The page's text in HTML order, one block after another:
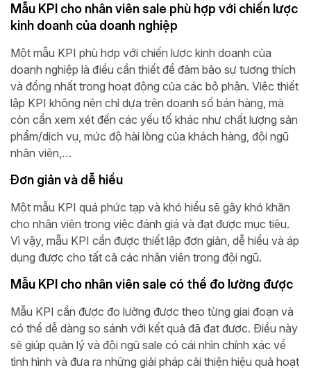
Mẫu KPI cho nhân viên sale phù hợp với chiến lược
kinh doanh của doanh nghiệp
Một mẫu KPI phù hợp với chiến lược kinh doanh của
doanh nghiệp là điều cần thiết để đảm bảo sự tương thích
và đồng nhất trong hoạt động của các bộ phận. Việc thiết
lập KPI không nên chỉ dựa trên doanh số bán hàng, mà
còn cần xem xét đến các yếu tố khác như chất lượng sản
phẩm/dịch vụ, mức độ hài lòng của khách hàng, đội ngũ
nhân viên,…
Đơn giản và dễ hiểu
Một mẫu KPI quá phức tạp và khó hiểu sẽ gây khó khăn
cho nhân viên trong việc đánh giá và đạt được mục tiêu.
Vì vậy, mẫu KPI cần được thiết lập đơn giản, dễ hiểu và áp
dụng được cho tất cả các nhân viên trong đội ngũ.
Mẫu KPI cho nhân viên sale có thể đo lường được
Mẫu KPI cần được đo lường được theo từng giai đoạn và
có thể dễ dàng so sánh với kết quả đã đạt được. Điều này
sẽ giúp quản lý và đội ngũ sale có cái nhìn chính xác về
tình hình và đưa ra những giải pháp cải thiện hiệu quả hoạt